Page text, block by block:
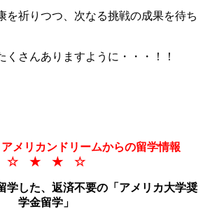
を祈りつつ、次なる挑戦の成果を待ち
くさんありますように・・・！！
ンドリームからの留学情報
☆ ★ ★ ☆
学した、返済不要の「アメリカ大学奨
学金留学」